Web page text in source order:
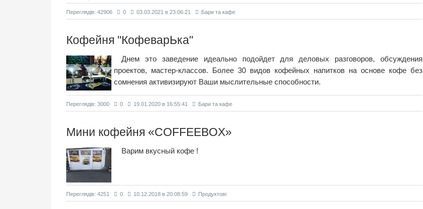
Переглядiв: 42906 0 03.03.2021 в 23:06:21 Бари та кафе
Кофейня "КофеварЬка"
Днем это заведение идеально подойдет для деловых разговоров, обсуждения
проектов, мастер-классов. Более 30 видов кофейных напитков на основе кофе без
сомнения активизируют Ваши мыслительные способности.
Переглядiв: 3000 0 19.01.2020 в 16:55:41 Бари та кафе
Мини кофейня «COFFEEBOX»
Варим вкусный кофе !
Переглядiв: 4251 0 10.12.2018 в 20:08:59 Продуктовi